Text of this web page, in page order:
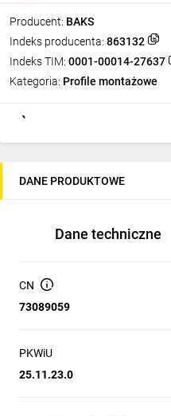
Producent: BAKS
Indeks producenta: 863132
Indeks TIM: 0001-00014-27637
Kategoria: Profile montażowe
DANE PRODUKTOWE
Dane techniczne
CN
73089059
PKWiU
25.11.23.0